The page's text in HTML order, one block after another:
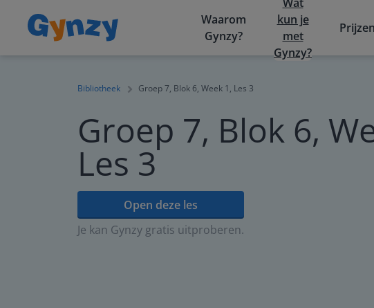
Waarom
Gynzy?
kun je
met
Gynzy?
Prijzen
Bibliotheek Groep 7, Blok 6, Week 1, Les 3
Groep 7, Blok 6,
Les 3
Open deze les
Je kan Gynzy gratis uitproberen.